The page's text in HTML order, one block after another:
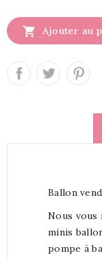
 Ajouter au
Ballon
Nous vous
minis
pompe à